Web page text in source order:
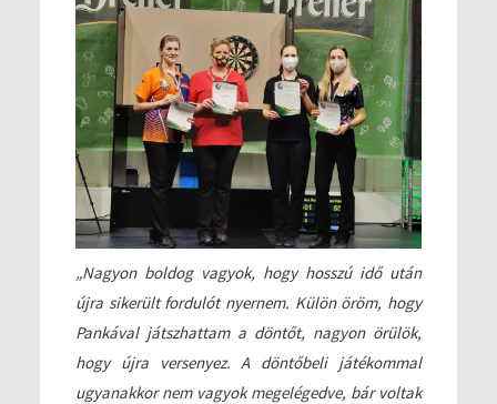
„Nagyon boldog vagyok, hogy hosszú idő után
újra sikerült fordulót nyernem. Külön öröm, hogy
Pankával játszhattam a döntőt, nagyon örülök,
hogy újra versenyez. A döntőbeli játékommal
ugyanakkor nem vagyok megelégedve, bár voltak